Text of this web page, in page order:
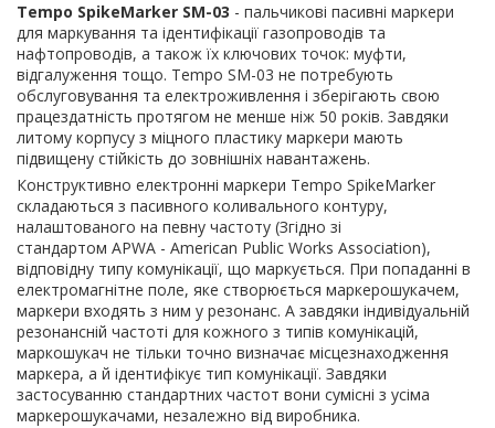
Tempo SpikeMarker SM-03 - пальчикові пасивні маркери
для маркування та ідентифікації газопроводів та
нафтопроводів, а також їх ключових точок: муфти,
відгалуження тощо. Tempo SM-03 не потребують
обслуговування та електроживлення і зберігають свою
працездатність протягом не менше ніж 50 років. Завдяки
литому корпусу з міцного пластику маркери мають
підвищену стійкість до зовнішніх навантажень.
Конструктивно електронні маркери Tempo SpikeMarker
складаються з пасивного коливального контуру,
налаштованого на певну частоту (Згідно зі
стандартом APWA - American Public Works Association),
відповідну типу комунікації, що маркується. При попаданні в
електромагнітне поле, яке створюється маркерошукачем,
маркери входять з ним у резонанс. А завдяки індивідуальній
резонансній частоті для кожного з типів комунікацій,
маркошукач не тільки точно визначає місцезнаходження
маркера, а й ідентифікує тип комунікації. Завдяки
застосуванню стандартних частот вони сумісні з усіма
маркерошукачами, незалежно від виробника.